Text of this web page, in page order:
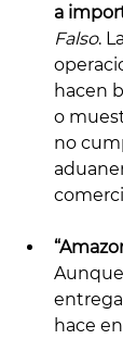
a
Falso.
hacen
o
no
hace